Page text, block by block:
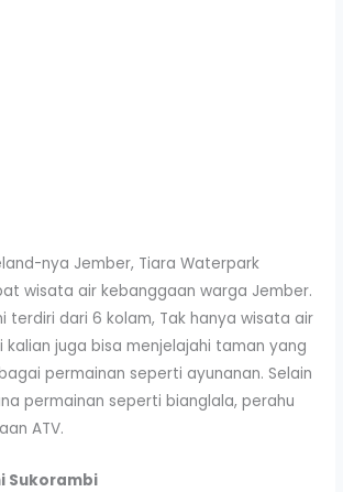
nya Jember, Tiara Waterpark
wisata air kebanggaan warga Jember.
terdiri dari 6 kolam, Tak hanya wisata air
juga bisa menjelajahi taman yang
permainan seperti ayunanan. Selain
permainan seperti bianglala, perahu
ATV.
Sukorambi